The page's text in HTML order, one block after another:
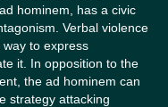
hominem, has a civic
Verbal violence
to express
it. In opposition to the
the ad hominem can
strategy attacking